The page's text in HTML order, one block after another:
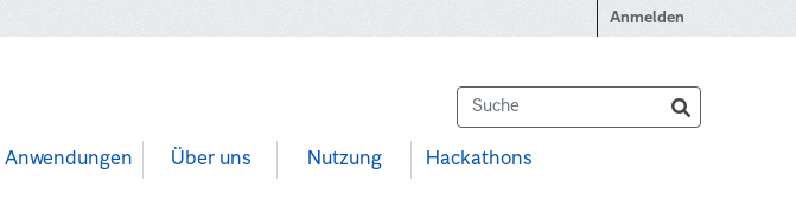
Anmelden
Anwendungen Über uns Nutzung Hackathons